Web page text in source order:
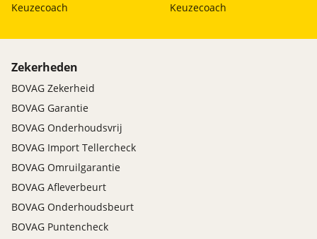
Keuzecoach
Keuzecoach
Zekerheden
BOVAG Zekerheid
BOVAG Garantie
BOVAG Onderhoudsvrij
BOVAG Import Tellercheck
BOVAG Omruilgarantie
BOVAG Afleverbeurt
BOVAG Onderhoudsbeurt
BOVAG Puntencheck